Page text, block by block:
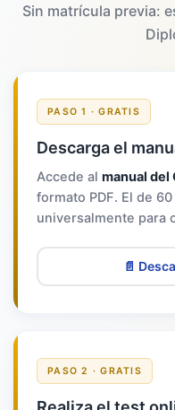
Sin matrícula previa:
PASO 1 · GRATIS
Descarga el
Accede al manual del
formato PDF. El de
universalmente para
📄
PASO 2 · GRATIS